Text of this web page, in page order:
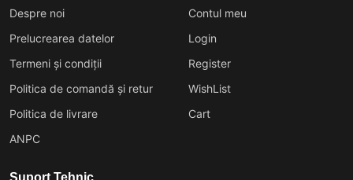
Despre noi
Prelucrearea datelor
Termeni și condiții
Politica de comandă și retur
Politica de livrare
ANPC
Contul meu
Login
Register
WishList
Cart
Suport Tehnic